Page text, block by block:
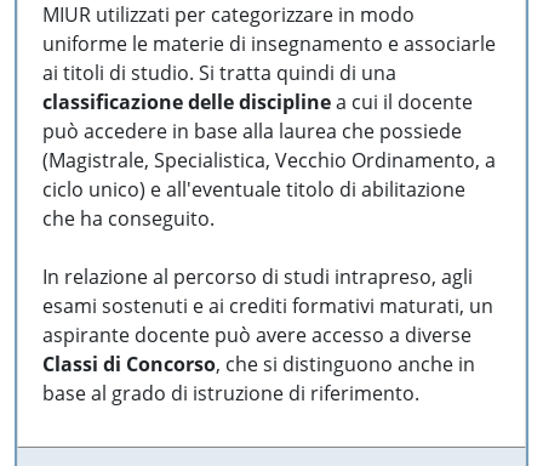
MIUR utilizzati per categorizzare in modo
uniforme le materie di insegnamento e associarle
ai titoli di studio. Si tratta quindi di una
classificazione delle disciplinea cui il docente
può accedere in base alla laurea che possiede
(Magistrale, Specialistica, Vecchio Ordinamento, a
ciclo unico) e all'eventuale titolo di abilitazione
che ha conseguito.
In relazione al percorso di studi intrapreso, agli
esami sostenuti e ai crediti formativi maturati, un
aspirante docente può avere accesso a diverse
Classi di Concorso, che si distinguono anche in
base al grado di istruzione di riferimento.